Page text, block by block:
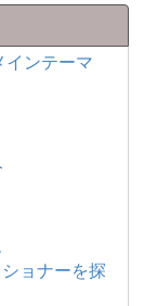
ンテーマ
ョナーを探